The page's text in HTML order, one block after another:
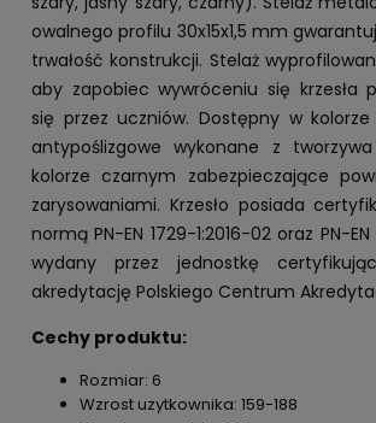
owalnego profilu 30x15x1,5 mm
trwałość konstrukcji. Stelaż
aby zapobiec wywróceniu się krzesła
się przez uczniów. Dostępny w kolorze
antypoślizgowe wykonane z
kolorze czarnym zabezpieczające
zarysowaniami. Krzesło posiada
normą PN-EN 1729-1:2016-02 oraz PN-
wydany przez jednostkę
akredytację Polskiego Centrum
Cechy produktu:
Rozmiar: 6
Wzrost uzytkownika: 159-188